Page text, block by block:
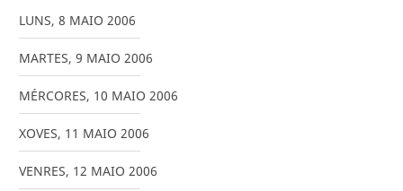
LUNS, 8 MAIO 2006
MARTES, 9 MAIO 2006
MÉRCORES, 10 MAIO 2006
XOVES, 11 MAIO 2006
VENRES, 12 MAIO 2006